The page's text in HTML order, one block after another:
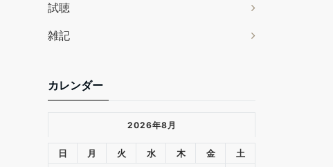
試聴
雑記
カレンダー
2026年8月
日 月 火 水 木 金
土